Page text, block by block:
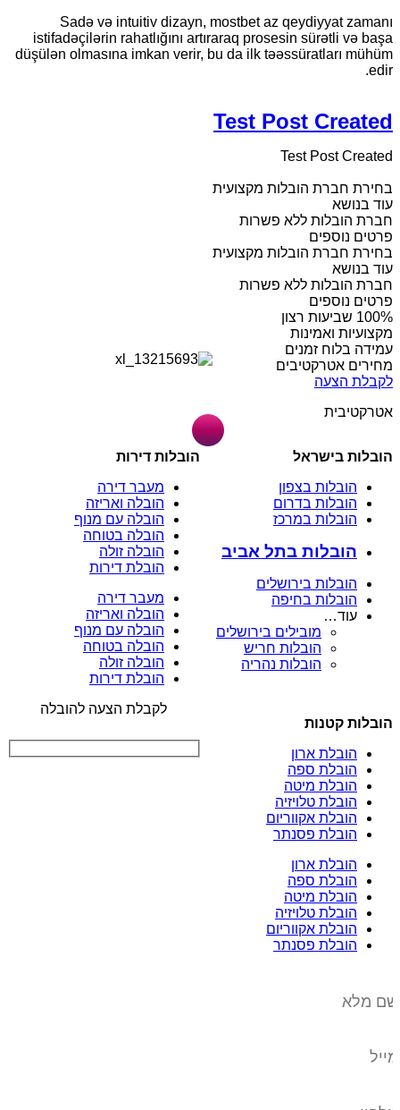
Sadə və intuitiv dizayn, mostbet az qeydiyyat zamanı
istifadəçilərin rahatlığını artıraraq prosesin sürətli və başa
düşülən olmasına imkan verir, bu da ilk təəssüratları mühüm
edir.
Test Post Created
Test Post Created
בחירת חברת הובלות מקצועית
עוד בנושא
חברת הובלות ללא פשרות
פרטים נוספים
בחירת חברת הובלות מקצועית
עוד בנושא
חברת הובלות ללא פשרות
פרטים נוספים
מקצועיות ואמינות
עמידה בלוח זמנים
מחירים אטרקטיבים
לקבלת הצעה
אטרקטיבית
הובלות בישראל
הובלות בצפון
הובלות בדרום
הובלות במרכז
הובלות בתל אביב
הובלות בירושלים
הובלות בחיפה
עוד…
מובילים בירושלים
הובלות חריש
הובלות נהריה
הובלות דירות
מעבר דירה
הובלה ואריזה
הובלה עם מנוף
הובלה בטוחה
הובלה זולה
הובלת דירות
מעבר דירה
הובלה ואריזה
הובלה עם מנוף
הובלה בטוחה
הובלה זולה
הובלת דירות
הובלות קטנות
הובלת ארון
הובלת ספה
הובלת מיטה
הובלת טלויזיה
הובלת אקווריום
הובלת פסנתר
הובלת ארון
הובלת ספה
הובלת מיטה
הובלת טלויזיה
הובלת אקווריום
הובלת פסנתר
לקבלת הצעה להובלה